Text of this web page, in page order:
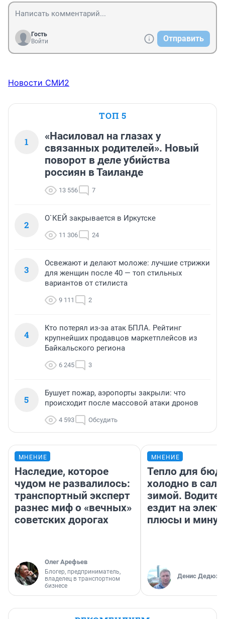
Гость
Войти
Отправить
Новости СМИ2
ТОП 5
1
«Насиловал на глазах у
связанных родителей». Новый
поворот в деле убийства
россиян в Таиланде
13 556 7
2
О`КЕЙ закрывается в Иркутске
11 306 24
3
Освежают и делают моложе: лучшие стрижки
для женщин после 40 — топ стильных
вариантов от стилиста
9 111 2
4
Кто потерял из-за атак БПЛА. Рейтинг
крупнейших продавцов маркетплейсов из
Байкальского региона
6 245 3
5
Бушует пожар, аэропорты закрыли: что
происходит после массовой атаки дронов
4 593 Обсудить
МНЕНИЕ
Наследие, которое
чудом не развалилось:
транспортный эксперт
разнес миф о «вечных»
советских дорогах
Олег Арефьев
Блогер, предприниматель,
владелец в транспортном
бизнесе
МНЕНИЕ
Тепло для
холодно в
зимой.
ездит на
плюсы и
Денис